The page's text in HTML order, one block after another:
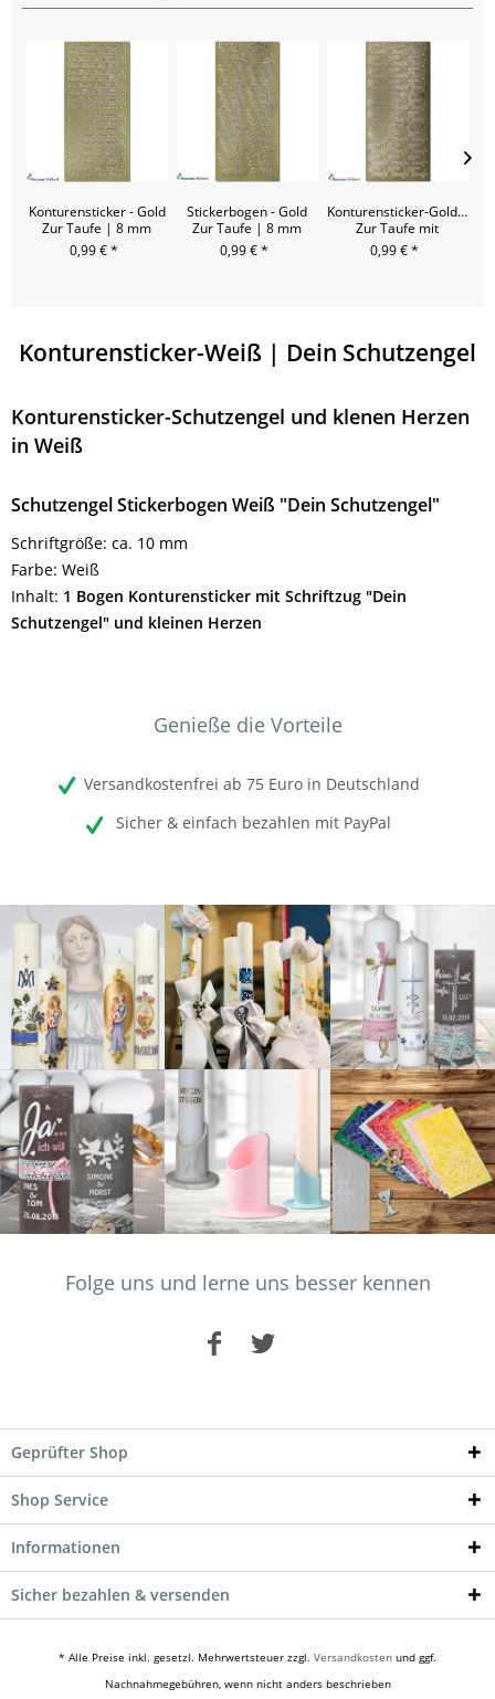
Konturensticker - Gold
Zur Taufe | 8 mm
0,99 € *
Stickerbogen - Gold
Zur Taufe | 8 mm
0,99 € *
Konturensticker-Gold |
Zur Taufe mit
Ornamenten | 17 mm
0,99 € *
Konturensticker-Weiß | Dein Schutzengel
Konturensticker-Schutzengel und klenen Herzen
in Weiß
Schutzengel Stickerbogen Weiß "Dein Schutzengel"
Schriftgröße: ca. 10 mm
Farbe: Weiß
Inhalt: 1 Bogen Konturensticker mit Schriftzug "Dein
Schutzengel" und kleinen Herzen
Genieße die Vorteile
Versandkostenfrei ab 75 Euro in Deutschland
Sicher & einfach bezahlen mit PayPal
Folge uns und lerne uns besser kennen
Geprüfter Shop
Shop Service
Informationen
Sicher bezahlen & versenden
* Alle Preise inkl. gesetzl. Mehrwertsteuer zzgl. Versandkosten und ggf.
Nachnahmegebühren, wenn nicht anders beschrieben